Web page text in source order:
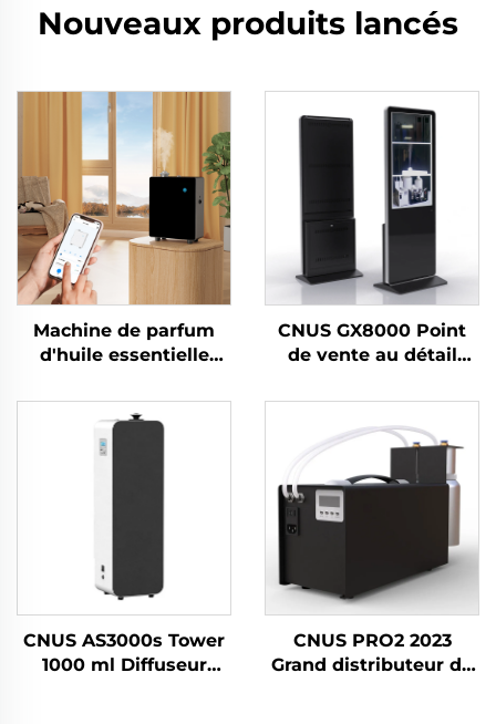
Nouveaux produits lancés
Machine de parfum
d'huile essentielle
S600 Diffuseur
d'arômes avec logo
personnalisé Contrôle
CNUS GX8000 Point
de vente au détail
Diffuseur d'arômes
professionnel Système
de parfum Kiosque
d'affichage à écran
tactile LCD
CNUS AS3000s Tower
1000 ml Diffuseur
CNUS PRO2 2023
Grand distributeur de